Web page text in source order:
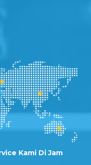
Kami Di Jam